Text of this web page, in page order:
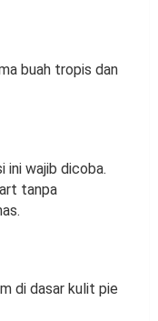
buah tropis dan
ini wajib dicoba.
tanpa
di dasar kulit pie